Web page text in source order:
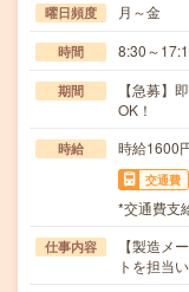
曜日頻度 月～金
時間 8:30～
期間
【急募
OK！
時給 時給1600
交通費
*交通費支
仕事内容
【製造メ
トを担当